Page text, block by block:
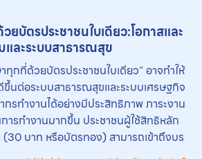
บัตรประชาชนใบเดียว:โอกาสและ
ละระบบสาธารณสุข
ทุกที่ด้วยบัตรประชาชนใบเดียว” อาจทําให้
นต่อระบบสาธารณสุขและระบบเศรษฐกิจ
รทํางานได้อย่างมีประสิทธิภาพ ภาระงาน
ารทํางานมากขึ้น ประชาชนผู้ใช้สิทธิหลัก
บาท หรือบัตรทอง) สามารถเข้าถึงบร